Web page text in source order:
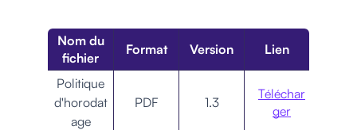
Nom du
fichier
Format Version Lien
Politique
d'horodat
age
PDF 1.3
Téléchar
ger